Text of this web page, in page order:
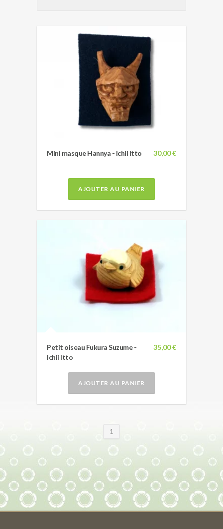
30,00 €
Mini masque Hannya - Ichii Itto
AJOUTER AU PANIER
35,00 €
Petit oiseau Fukura Suzume -
Ichii Itto
AJOUTER AU PANIER
1